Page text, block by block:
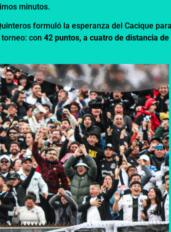
minutos.
formuló la esperanza del Cacique para
torneo: con42 puntos, a cuatro de distancia de